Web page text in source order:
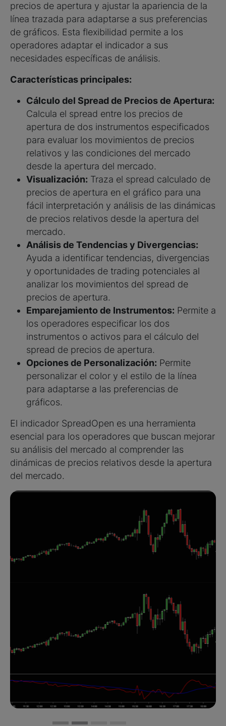
precios de apertura y ajustar la apariencia de la
línea trazada para adaptarse a sus preferencias
de gráficos. Esta flexibilidad permite a los
operadores adaptar el indicador a sus
necesidades específicas de análisis.
Características principales:
Cálculo del Spread de Precios de Apertura:
Calcula el spread entre los precios de
apertura de dos instrumentos especificados
para evaluar los movimientos de precios
relativos y las condiciones del mercado
desde la apertura del mercado.
Visualización: Traza el spread calculado de
precios de apertura en el gráfico para una
fácil interpretación y análisis de las dinámicas
de precios relativos desde la apertura del
mercado.
Análisis de Tendencias y Divergencias:
Ayuda a identificar tendencias, divergencias
y oportunidades de trading potenciales al
analizar los movimientos del spread de
precios de apertura.
Emparejamiento de Instrumentos: Permite a
los operadores especificar los dos
instrumentos o activos para el cálculo del
spread de precios de apertura.
Opciones de Personalización: Permite
personalizar el color y el estilo de la línea
para adaptarse a las preferencias de
gráficos.
El indicador SpreadOpen es una herramienta
esencial para los operadores que buscan mejorar
su análisis del mercado al comprender las
dinámicas de precios relativos desde la apertura
del mercado.